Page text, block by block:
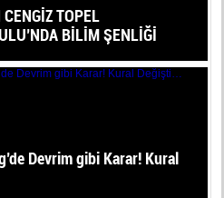
TOPEL
BİLİM ŞENLİĞİ
Devrim gibi Karar! Kural